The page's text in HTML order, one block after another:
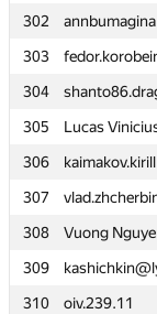
302
annbumagina
303
304
305
Lucas
306
kaimakov.kirill
307
308
Vuong
309
310
oiv.239.11
302
annbumagina
303
304
305
Lucas
306
kaimakov.kirill
307
308
Vuong
309
310
oiv.239.11